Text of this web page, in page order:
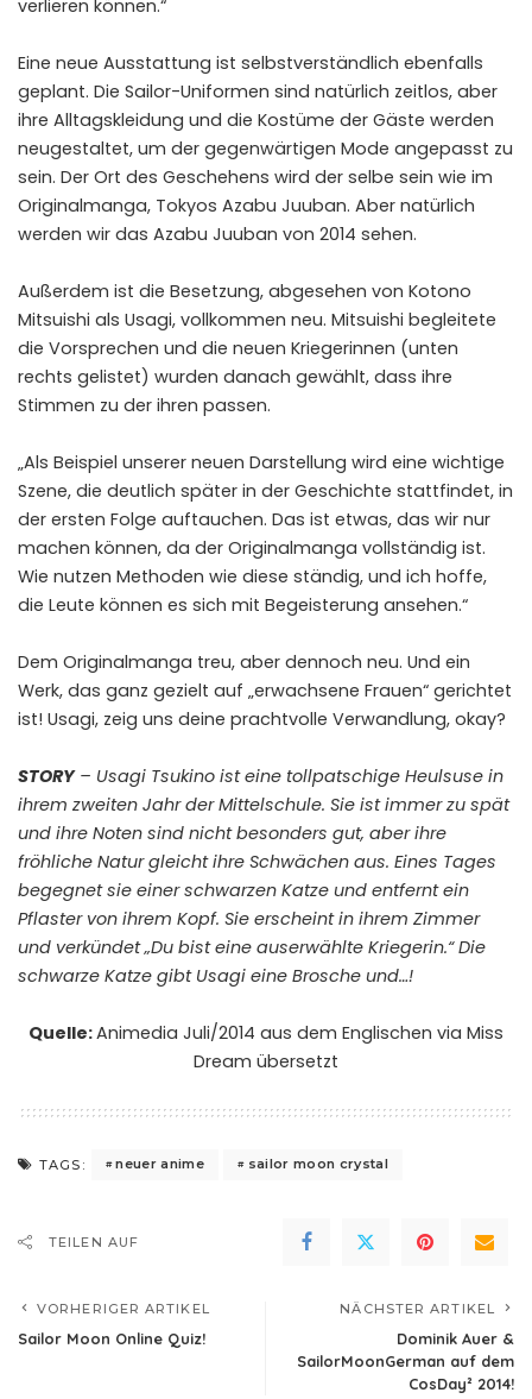
verlieren können.“
Eine neue Ausstattung ist selbstverständlich ebenfalls
geplant. Die Sailor-Uniformen sind natürlich zeitlos, aber
ihre Alltagskleidung und die Kostüme der Gäste werden
neugestaltet, um der gegenwärtigen Mode angepasst zu
sein. Der Ort des Geschehens wird der selbe sein wie im
Originalmanga, Tokyos Azabu Juuban. Aber natürlich
werden wir das Azabu Juuban von 2014 sehen.
Außerdem ist die Besetzung, abgesehen von Kotono
Mitsuishi als Usagi, vollkommen neu. Mitsuishi begleitete
die Vorsprechen und die neuen Kriegerinnen (unten
rechts gelistet) wurden danach gewählt, dass ihre
Stimmen zu der ihren passen.
„Als Beispiel unserer neuen Darstellung wird eine wichtige
Szene, die deutlich später in der Geschichte stattfindet, in
der ersten Folge auftauchen. Das ist etwas, das wir nur
machen können, da der Originalmanga vollständig ist.
Wie nutzen Methoden wie diese ständig, und ich hoffe,
die Leute können es sich mit Begeisterung ansehen.“
Dem Originalmanga treu, aber dennoch neu. Und ein
Werk, das ganz gezielt auf „erwachsene Frauen“ gerichtet
ist! Usagi, zeig uns deine prachtvolle Verwandlung, okay?
STORY– Usagi Tsukino ist eine tollpatschige Heulsuse in
ihrem zweiten Jahr der Mittelschule. Sie ist immer zu spät
und ihre Noten sind nicht besonders gut, aber ihre
fröhliche Natur gleicht ihre Schwächen aus. Eines Tages
begegnet sie einer schwarzen Katze und entfernt ein
Pflaster von ihrem Kopf. Sie erscheint in ihrem Zimmer
und verkündet „Du bist eine auserwählte Kriegerin.“ Die
schwarze Katze gibt Usagi eine Brosche und…!
Quelle:Animedia Juli/2014 aus dem Englischen via Miss
Dream übersetzt
TAGS: neuer anime sailor moon crystal
TEILEN AUF
VORHERIGER ARTIKEL
Sailor Moon Online Quiz!
NÄCHSTER ARTIKEL
Dominik Auer &
SailorMoonGerman auf dem
CosDay² 2014!